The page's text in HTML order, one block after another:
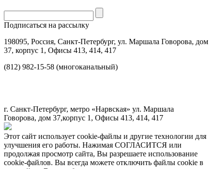
Подписаться на рассылку
198095, Россия, Санкт-Петербург, ул. Маршала Говорова, дом
37, корпус 1, Офисы 413, 414, 417
(812) 982-15-58 (многоканальный)
г. Санкт-Петербург, метро «Нарвская» ул. Маршала
Говорова, дом 37,корпус 1, Офисы 413, 414, 417
Этот сайт использует cookie-файлы и другие технологии для
улучшения его работы. Нажимая СОГЛАСИТСЯ или
продолжая просмотр сайта, Вы разрешаете использование
cookie-файлов. Вы всегда можете отключить файлы cookie в